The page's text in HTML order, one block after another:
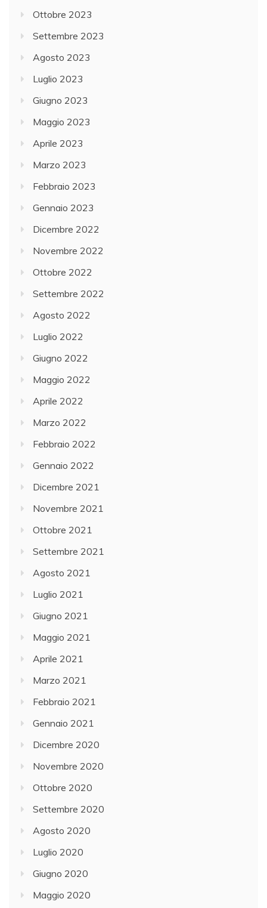
Ottobre 2023
Settembre 2023
Agosto 2023
Luglio 2023
Giugno 2023
Maggio 2023
Aprile 2023
Marzo 2023
Febbraio 2023
Gennaio 2023
Dicembre 2022
Novembre 2022
Ottobre 2022
Settembre 2022
Agosto 2022
Luglio 2022
Giugno 2022
Maggio 2022
Aprile 2022
Marzo 2022
Febbraio 2022
Gennaio 2022
Dicembre 2021
Novembre 2021
Ottobre 2021
Settembre 2021
Agosto 2021
Luglio 2021
Giugno 2021
Maggio 2021
Aprile 2021
Marzo 2021
Febbraio 2021
Gennaio 2021
Dicembre 2020
Novembre 2020
Ottobre 2020
Settembre 2020
Agosto 2020
Luglio 2020
Giugno 2020
Maggio 2020